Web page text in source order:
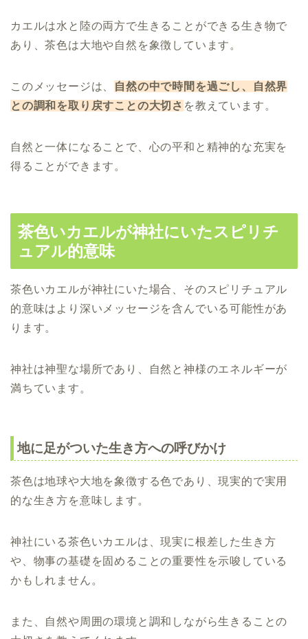
カエルは水と陸の両方で生きることができる生き物で
あり、茶色は大地や自然を象徴しています。
このメッセージは、
自然の中で時間を過ごし、自然界
との調和を取り戻すことの大切さ を教えています。
自然と一体になることで、心の平和と精神的な充実を
得ることができます。
茶色いカエルが神社にいたスピリチ
ュアル的意味
茶色いカエルが神社にいた場合、そのスピリチュアル
的意味はより深いメッセージを含んでいる可能性があ
ります。
神社は神聖な場所であり、自然と神様のエネルギーが
満ちています。
地に足がついた生き方への呼びかけ
茶色は地球や大地を象徴する色であり、現実的で実用
的な生き方を意味します。
神社にいる茶色いカエルは、現実に根差した生き方
や、物事の基礎を固めることの重要性を示唆している
かもしれません。
また、自然や周囲の環境と調和しながら生きることの